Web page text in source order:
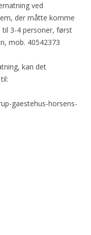
ved
der måtte komme
3-4 personer, først
mob. 40542373
kan det
gaestehus-horsens-